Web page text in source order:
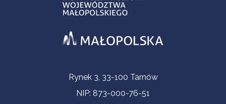
Informacje kontaktoweRynek 3, 33-100 Tarnów
NIP: 873-000-76-51